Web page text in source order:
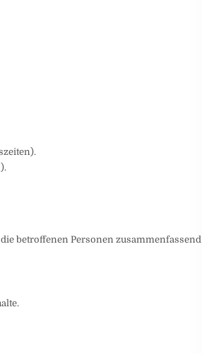
betroffenen Personen zusammenfassend